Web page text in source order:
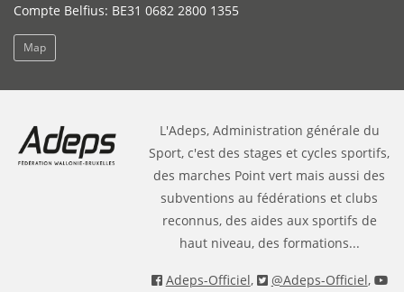
Compte Belfius: BE31 0682 2800 1355
Map
L'Adeps, Administration générale du
Sport, c'est des stages et cycles sportifs,
des marches Point vert mais aussi des
subventions au fédérations et clubs
reconnus, des aides aux sportifs de
haut niveau, des formations...
Adeps-Officiel, @Adeps-Officiel,